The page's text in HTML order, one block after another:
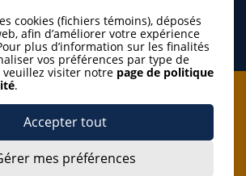
à l'infolettre
à l’infolettre de La Gazette de la
cookies (fichiers témoins), déposés
afin d’améliorer votre expérience
plus d’information sur les finalités
vos préférences par type de
veuillez visiter notre page de politique
.
Accepter tout
mes préférences